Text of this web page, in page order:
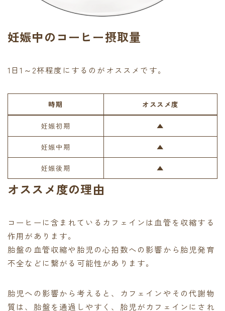
妊娠中のコーヒー摂取量
1日1～2杯程度にするのがオススメです。
時期 オススメ度
妊娠初期 ▲
妊娠中期 ▲
妊娠後期 ▲
オススメ度の理由
コーヒーに含まれているカフェインは血管を収縮する
作用があります。
胎盤の血管収縮や胎児の心拍数への影響から胎児発育
不全などに繋がる可能性があります。
胎児への影響から考えると、カフェインやその代謝物
質は、胎盤を通過しやすく、胎児がカフェインにされ